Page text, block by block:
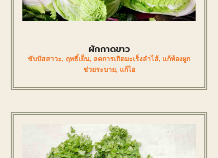
ผักกาดขาว
ขับปัสสาวะ, ฤทธิ์เย็น, ลดการเกิดมะเร็งลำไส้, แก้ท้องผูก
ช่วยระบาย, แก้ไอ